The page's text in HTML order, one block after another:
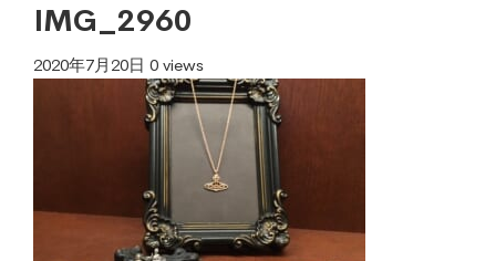
IMG_2960
2020年7月20日 0 views